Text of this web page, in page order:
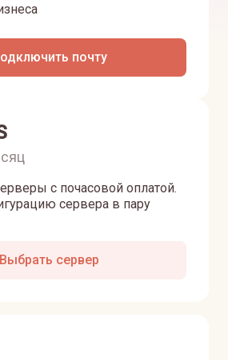
почту
с почасовой оплатой.
сервера в пару
Выбрать сервер